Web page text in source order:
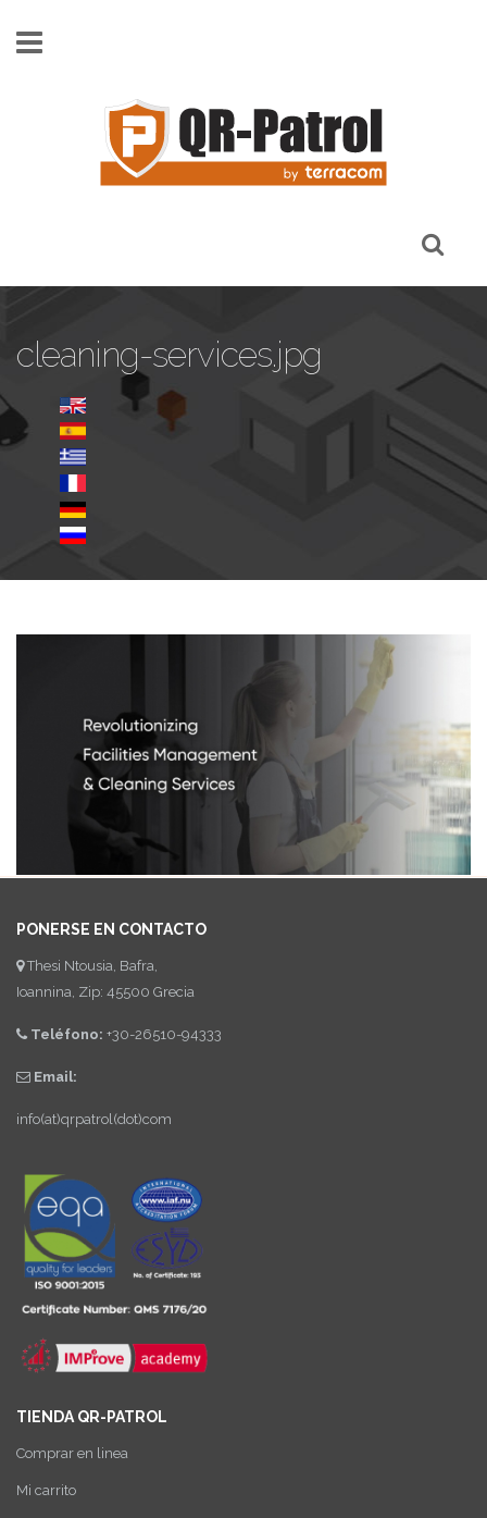
cleaning-services.jpg
PONERSE EN CONTACTO
Thesi Ntousia, Bafra,
Ioannina, Zip: 45500 Grecia
Teléfono: +30-26510-94333
Email:
info(at)qrpatrol(dot)com
TIENDA QR-PATROL
Comprar en linea
Mi carrito